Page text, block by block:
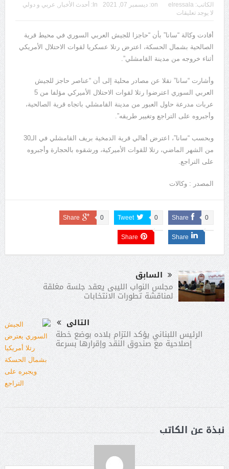
الكاتب: elressala
on: ديسمبر 07, 2021 In: أحدث الأخبار
عربي و دولي
لا يوجد تعليقات
أفادت وكالة “سانا” بأن “حاجزا للجيش العربي السوري في محيط قرية
الصالحية بشمال الحسكة، اعترض رتلا عسكريا لقوات الاحتلال الأمريكي
أثناء خروجه من مدينة القامشلي”.
وأشارت “سانا” نقلا عن مصادر محلية إلى أن “عناصر حاجز للجيش
العربي السوري اعترضوا رتلا لقوات الاحتلال الأميركي مؤلفا من 5
عربات مدرعة حاول العبور من مدينة القامشلي باتجاه قرية الصالحية،
وأجبروه على التراجع وتغيير طريقه”.
وبحسب “سانا”، اعترض أهالي قرية الدمخية بريف القامشلي في الـ30
من الشهر الماضي، رتلا للقوات الأميركية، ورشقوه بالحجارة وأجبروه
على التراجع.
المصدر : وكالات
Share 0
Tweet 0
Share 0
Share
Share
السابق
مجلس النواب الليبى يعقد جلسة مغلقة
لمناقشة تطورات الانتخابات
التالى
الرئيس اللبناني يؤكد التزام بلاده بوضع خطة
إصلاحية مع صندوق النقد وإقرارها بسرعة
نبذة عن الكاتب